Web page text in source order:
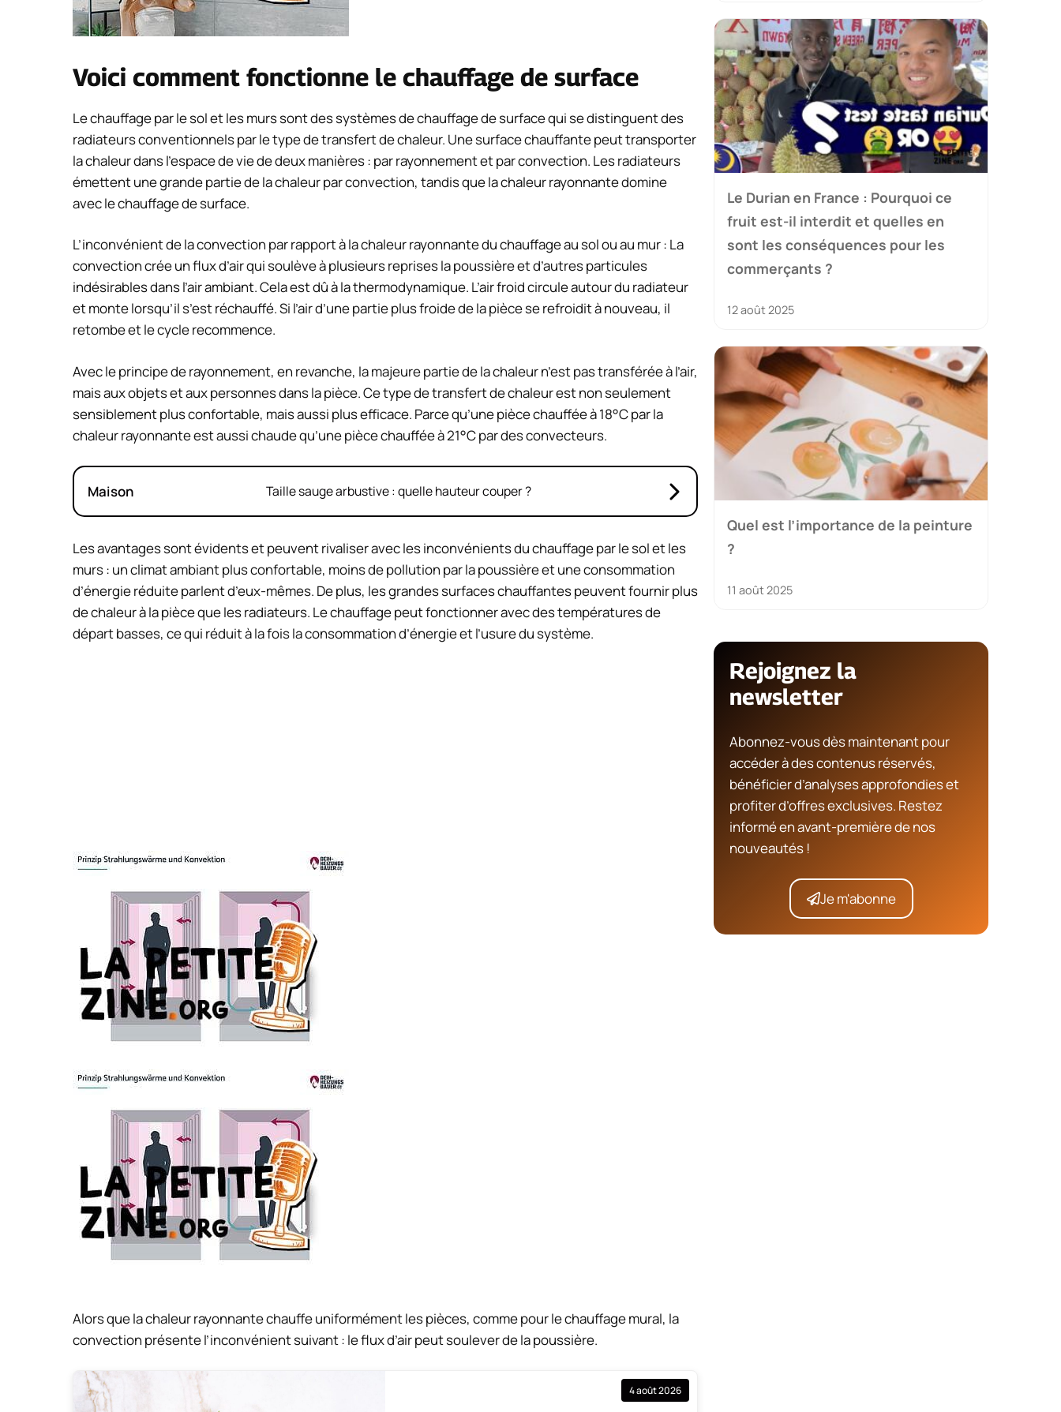
Voici comment fonctionne le chauffage de surface
Le chauffage par le sol et les murs sont des systèmes de chauffage de surface qui se distinguent des
radiateurs conventionnels par le type de transfert de chaleur. Une surface chauffante peut transporter
la chaleur dans l’espace de vie de deux manières : par rayonnement et par convection. Les radiateurs
émettent une grande partie de la chaleur par convection, tandis que la chaleur rayonnante domine
avec le chauffage de surface.
L’inconvénient de la convection par rapport à la chaleur rayonnante du chauffage au sol ou au mur : La
convection crée un flux d’air qui soulève à plusieurs reprises la poussière et d’autres particules
indésirables dans l’air ambiant. Cela est dû à la thermodynamique. L’air froid circule autour du radiateur
et monte lorsqu’il s’est réchauffé. Si l’air d’une partie plus froide de la pièce se refroidit à nouveau, il
retombe et le cycle recommence.
Avec le principe de rayonnement, en revanche, la majeure partie de la chaleur n’est pas transférée à l’air,
mais aux objets et aux personnes dans la pièce. Ce type de transfert de chaleur est non seulement
sensiblement plus confortable, mais aussi plus efficace. Parce qu’une pièce chauffée à 18°C ​​par la
chaleur rayonnante est aussi chaude qu’une pièce chauffée à 21°C par des convecteurs.
Maison Taille sauge arbustive : quelle hauteur couper ?
Les avantages sont évidents et peuvent rivaliser avec les inconvénients du chauffage par le sol et les
murs : un climat ambiant plus confortable, moins de pollution par la poussière et une consommation
d’énergie réduite parlent d’eux-mêmes. De plus, les grandes surfaces chauffantes peuvent fournir plus
de chaleur à la pièce que les radiateurs. Le chauffage peut fonctionner avec des températures de
départ basses, ce qui réduit à la fois la consommation d’énergie et l’usure du système.
Alors que la chaleur rayonnante chauffe uniformément les pièces, comme pour le chauffage mural, la
convection présente l’inconvénient suivant : le flux d’air peut soulever de la poussière.
4 août 2026
Le Durian en France : Pourquoi ce
fruit est-il interdit et quelles en
sont les conséquences pour les
commerçants ?
12 août 2025
Quel est l’importance de la peinture
?
11 août 2025
Rejoignez la
newsletter
Abonnez-vous dès maintenant pour
accéder à des contenus réservés,
bénéficier d’analyses approfondies et
profiter d’offres exclusives. Restez
informé en avant-première de nos
nouveautés !
Je m'abonne